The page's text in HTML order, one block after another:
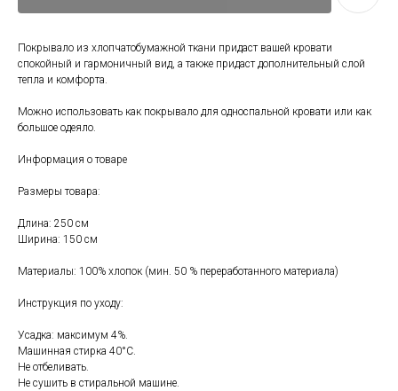
Покрывало из хлопчатобумажной ткани придаст вашей кровати
спокойный и гармоничный вид, а также придаст дополнительный слой
тепла и комфорта.
Можно использовать как покрывало для односпальной кровати или как
большое одеяло.
Информация о товаре
Размеры товара:
Длина: 250 см
Ширина: 150 см
Материалы: 100% хлопок (мин. 50 % переработанного материала)
Инструкция по уходу:
Усадка: максимум 4%.
Машинная стирка 40°С.
Не отбеливать.
Не сушить в стиральной машине.
График работы:
с 10:00 до 22:00
+7 (903) 969-57-59
Свяжитесь с нами
г. Москва
ул. Поляны 8, ТЦ «ВИВА»